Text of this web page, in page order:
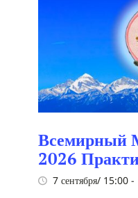
Всемирный
2026
7 сентября/ 15:00 -